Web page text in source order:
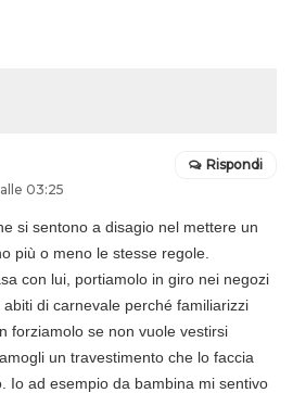
03:25
si sentono a disagio nel mettere un
più o meno le stesse regole.
con lui, portiamolo in giro nei negozi
di carnevale perché familiarizzi
forziamolo se non vuole vestirsi
un travestimento che lo faccia
Io ad esempio da bambina mi sentivo
Rispondi